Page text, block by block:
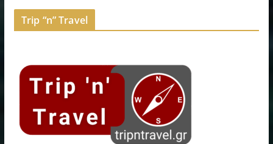
Trip “n” Travel